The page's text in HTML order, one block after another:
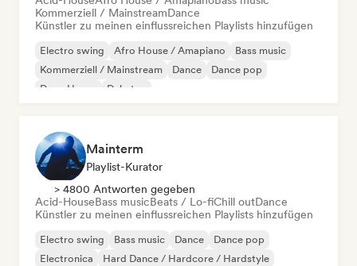
Kommerziell / MainstreamDance
Künstler zu meinen einflussreichen Playlists hinzufügen
Electro swing Afro House / Amapiano
Bass music
Kommerziell / Mainstream
Dance
Dance pop
Deep House
Dubstep
Mainterm
Playlist-Kurator
> 4800 Antworten gegeben
Acid-HouseBass musicBeats / Lo-fiChill outDance
Künstler zu meinen einflussreichen Playlists hinzufügen
Electro swing Bass music Dance
Dance pop
Electronica
Hard Dance / Hardcore / Hardstyle